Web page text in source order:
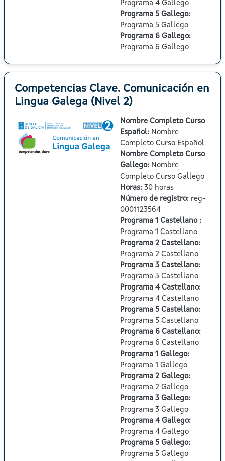
Programa 4 Gallego
Programa 5 Gallego:
Programa 5 Gallego
Programa 6 Gallego:
Programa 6 Gallego
Competencias Clave. Comunicación en
Lingua Galega (Nivel 2)
Nombre Completo Curso
Español: Nombre
Completo Curso Español
Nombre Completo Curso
Gallego: Nombre
Completo Curso Gallego
Horas: 30 horas
Número de registro: reg-
0001123564
Programa 1 Castellano :
Programa 1 Castellano
Programa 2 Castellano:
Programa 2 Castellano
Programa 3 Castellano:
Programa 3 Castellano
Programa 4 Castellano:
Programa 4 Castellano
Programa 5 Castellano:
Programa 5 Castellano
Programa 6 Castellano:
Programa 6 Castellano
Programa 1 Gallego:
Programa 1 Gallego
Programa 2 Gallego:
Programa 2 Gallego
Programa 3 Gallego:
Programa 3 Gallego
Programa 4 Gallego:
Programa 4 Gallego
Programa 5 Gallego:
Programa 5 Gallego